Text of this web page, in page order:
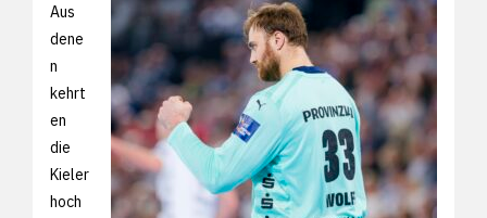
Aus
dene
n
kehrt
en
die
Kieler
hoch